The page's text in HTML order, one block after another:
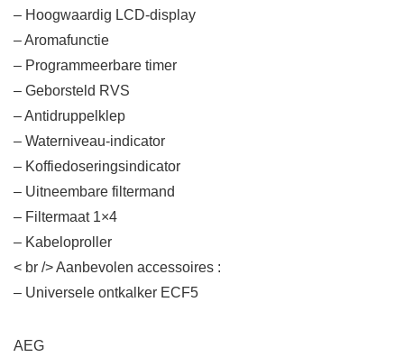
– Hoogwaardig LCD-display
– Aromafunctie
– Programmeerbare timer
– Geborsteld RVS
– Antidruppelklep
– Waterniveau-indicator
– Koffiedoseringsindicator
– Uitneembare filtermand
– Filtermaat 1×4
– Kabeloproller
< br /> Aanbevolen accessoires :
– Universele ontkalker ECF5
AEG